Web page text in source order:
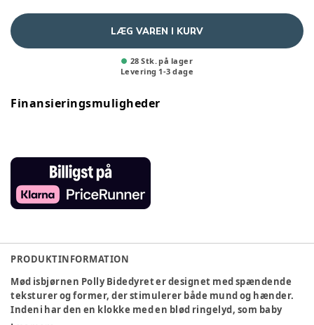
LÆG VAREN I KURV
28 Stk. på lager
Levering 1-3 dage
Finansieringsmuligheder
PRODUKTINFORMATION
Mød isbjørnen Polly Bidedyret er designet med spændende
teksturer og former, der stimulerer både mund og hænder.
Indeni har den en klokke med en blød ringelyd, som baby